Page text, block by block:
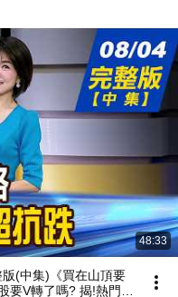
48:33
版(中集)《買在山頂要
要V轉了嗎? 揭!熱門股